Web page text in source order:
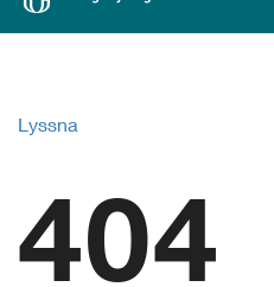
Lyssna
404